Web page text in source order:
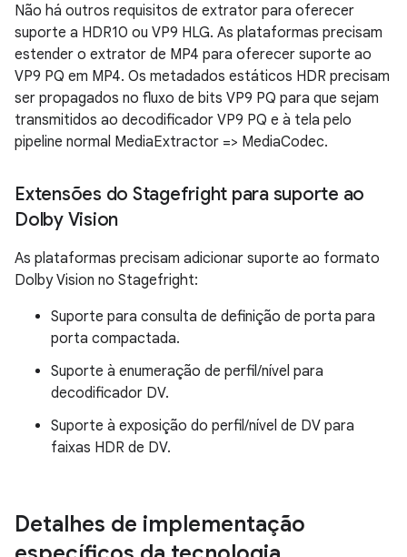
Não há outros requisitos de extrator para oferecer
suporte a HDR10 ou VP9 HLG. As plataformas precisam
estender o extrator de MP4 para oferecer suporte ao
VP9 PQ em MP4. Os metadados estáticos HDR precisam
ser propagados no fluxo de bits VP9 PQ para que sejam
transmitidos ao decodificador VP9 PQ e à tela pelo
pipeline normal MediaExtractor => MediaCodec.
Extensões do Stagefright para suporte ao
Dolby Vision
As plataformas precisam adicionar suporte ao formato
Dolby Vision no Stagefright:
Suporte para consulta de definição de porta para
porta compactada.
Suporte à enumeração de perfil/nível para
decodificador DV.
Suporte à exposição do perfil/nível de DV para
faixas HDR de DV.
Detalhes de implementação